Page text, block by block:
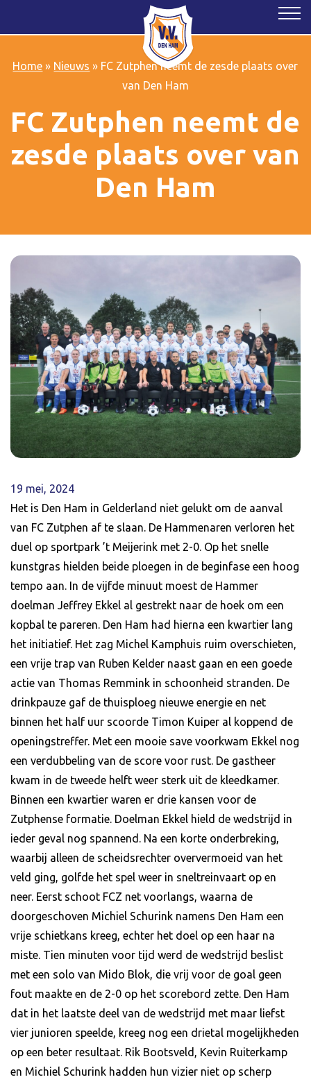
Home » Nieuws » FC Zutphen neemt de zesde plaats over
van Den Ham
FC Zutphen neemt de
zesde plaats over van
Den Ham
19 mei, 2024
Het is Den Ham in Gelderland niet gelukt om de aanval
van FC Zutphen af te slaan. De Hammenaren verloren het
duel op sportpark ’t Meijerink met 2-0. Op het snelle
kunstgras hielden beide ploegen in de beginfase een hoog
tempo aan. In de vijfde minuut moest de Hammer
doelman Jeffrey Ekkel al gestrekt naar de hoek om een
kopbal te pareren. Den Ham had hierna een kwartier lang
het initiatief. Het zag Michel Kamphuis ruim overschieten,
een vrije trap van Ruben Kelder naast gaan en een goede
actie van Thomas Remmink in schoonheid stranden. De
drinkpauze gaf de thuisploeg nieuwe energie en net
binnen het half uur scoorde Timon Kuiper al koppend de
openingstreffer. Met een mooie save voorkwam Ekkel nog
een verdubbeling van de score voor rust. De gastheer
kwam in de tweede helft weer sterk uit de kleedkamer.
Binnen een kwartier waren er drie kansen voor de
Zutphense formatie. Doelman Ekkel hield de wedstrijd in
ieder geval nog spannend. Na een korte onderbreking,
waarbij alleen de scheidsrechter oververmoeid van het
veld ging, golfde het spel weer in sneltreinvaart op en
neer. Eerst schoot FCZ net voorlangs, waarna de
doorgeschoven Michiel Schurink namens Den Ham een
vrije schietkans kreeg, echter het doel op een haar na
miste. Tien minuten voor tijd werd de wedstrijd beslist
met een solo van Mido Blok, die vrij voor de goal geen
fout maakte en de 2-0 op het scorebord zette. Den Ham
dat in het laatste deel van de wedstrijd met maar liefst
vier junioren speelde, kreeg nog een drietal mogelijkheden
op een beter resultaat. Rik Bootsveld, Kevin Ruiterkamp
en Michiel Schurink hadden hun vizier niet op scherp